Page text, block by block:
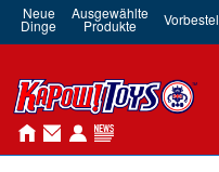
Neue
Dinge
Ausgewählte
Produkte